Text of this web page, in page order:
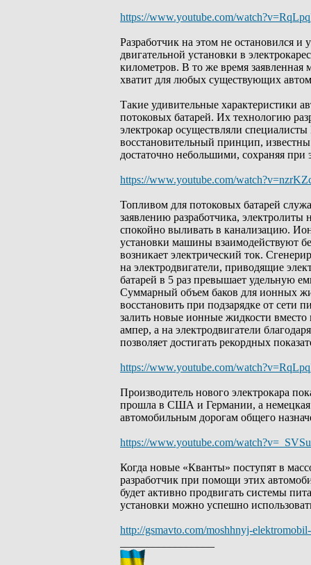
https://www.youtube.com/
Разработчик на этом не остановился
двигательной установки в
километров. В то же время заявленная
хватит для любых существующих
Такие удивительные характеристики
потоковых батарей. Их технологию
электрокар осуществляли
восстановительный принцип,
достаточно небольшими, сохраняя при
https://www.youtube.com/
Топливом для потоковых батарей
заявлению разработчика,
спокойно выливать в канализацию.
установки машины взаимодействуют
возникает электрический ток.
на электродвигатели, приводящие
батарей в 5 раз превышает удельную
Суммарный объем баков для ионных
восстановить при подзарядке от
залить новые ионные жидкости
ампер, а на электродвигатели
позволяет достигать рекордных
https://www.youtube.com/
Производитель нового электрокара
прошла в США и Германии, а немецкая
автомобильным дорогам общего
https://www.youtube.com/
Когда новые «Кванты» поступят в
разработчик при помощи этих
будет активно продвигать системы
установки можно успешно
http://gsmavto.com/moshhnyj-